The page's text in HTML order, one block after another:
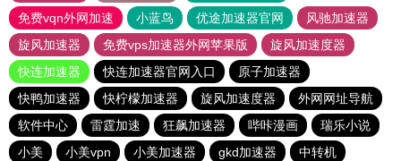
免费vqn外网加速
小蓝鸟 优途加速器官网
风驰加速器
旋风加速器
免费vps加速器外网苹果版
旋风加速度器
快连加速器
快连加速器官网入口
原子加速器
快鸭加速器
快柠檬加速器 旋风加速度器
外网网址导航
软件中心
雷霆加速 狂飙加速器 哔咔漫画
瑞乐小说
小美
小美vpn 小美加速器 gkd加速器
中转机